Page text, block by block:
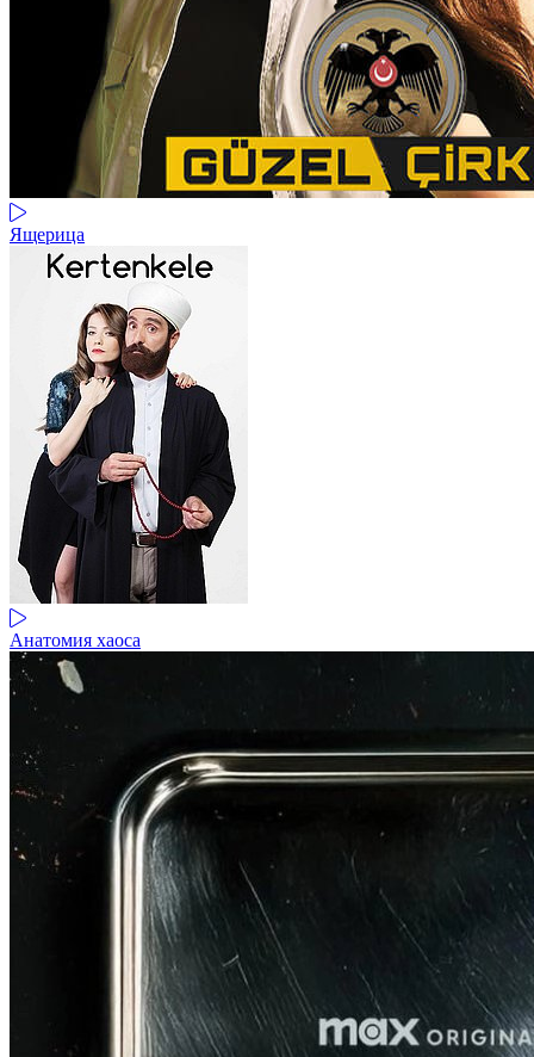
Ящерица
Анатомия хаоса